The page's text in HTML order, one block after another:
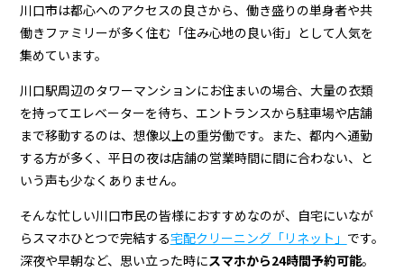
川口市は都心へのアクセスの良さから、働き盛りの単身者や共
働きファミリーが多く住む「住み心地の良い街」として人気を
集めています。
川口駅周辺のタワーマンションにお住まいの場合、大量の衣類
を持ってエレベーターを待ち、エントランスから駐車場や店舗
まで移動するのは、想像以上の重労働です。また、都内へ通勤
する方が多く、平日の夜は店舗の営業時間に間に合わない、と
いう声も少なくありません。
そんな忙しい川口市民の皆様におすすめなのが、自宅にいなが
らスマホひとつで完結する宅配クリーニング「リネット」 です。
深夜や早朝など、思い立った時にスマホから24時間予約可能。